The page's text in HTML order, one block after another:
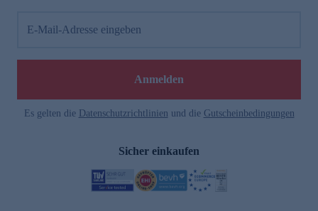
E-Mail-Adresse eingeben
Anmelden
Es gelten die Datenschutzrichtlinien und die Gutscheinbedingungen
Sicher einkaufen